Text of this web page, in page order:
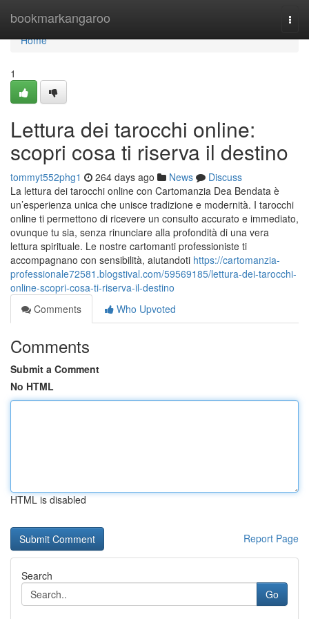
bookmarkangaroo
Home
Home
1
Lettura dei tarocchi online:
scopri cosa ti riserva il destino
tommyt552phg1 264 days ago News
Discuss
La lettura dei tarocchi online con Cartomanzia Dea Bendata è
un’esperienza unica che unisce tradizione e modernità. I tarocchi
online ti permettono di ricevere un consulto accurato e immediato,
ovunque tu sia, senza rinunciare alla profondità di una vera
lettura spirituale. Le nostre cartomanti professioniste ti
accompagnano con sensibilità, aiutandoti https://cartomanzia-
professionale72581.blogstival.com/59569185/lettura-dei-tarocchi-
online-scopri-cosa-ti-riserva-il-destino
Comments
Who Upvoted
Comments
Submit a Comment
No HTML
HTML is disabled
Report Page
Search
Go